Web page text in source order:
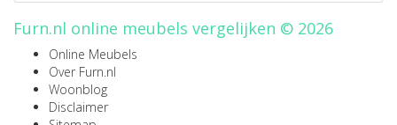
Furn.nl online meubels vergelijken © 2026
Online Meubels
Over Furn.nl
Woonblog
Disclaimer